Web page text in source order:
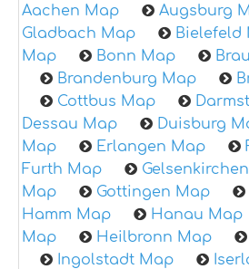
Aachen Map
Augsburg
Gladbach Map
Bielefeld
Map
Bonn Map
Brandenburg Map
Cottbus Map
Dessau Map
Duisburg
Map
Erlangen Map
Furth Map
Map
Gottingen Map
Hamm Map
Hanau Map
Map
Heilbronn Map
Ingolstadt Map